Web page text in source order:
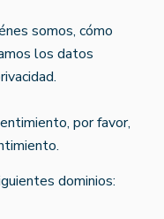
somos, cómo
los datos
por favor,
dominios: